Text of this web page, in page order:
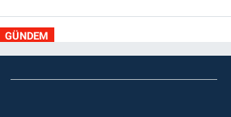
GÜNDEM
20:30MHP’de sandıklar açıldı yeni
başkan belli oldu